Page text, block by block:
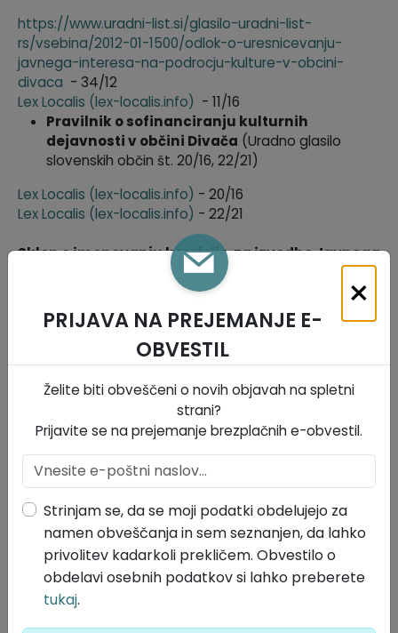
https://www.uradni-list.si/glasilo-uradni-list-
rs/vsebina/2012-01-1500/odlok-o-uresnicevanju-
javnega-interesa-na-podrocju-kulture-v-obcini-
divaca - 34/12
Lex Localis (lex-localis.info) - 11/16
Pravilnik o sofinanciranju kulturnih
dejavnosti v občini Divača (Uradno glasilo
slovenskih občin št. 20/16, 22/21)
Lex Localis (lex-localis.info) - 20/16
Lex Localis (lex-localis.info) - 22/21
Sklep o imenovanju komisije za izvedbo Javnega
razpisa za leto 2025 za sofinanciranje kulturnih
dejavnosti v občini Divača (v prilogah).
Dokumenti, priloge
Sklep o imenovanju komisije
Velikost datoteke: 229 KB
Razpisna dokumentacija
Razpisna dokumentacija
Velikost datoteke: 1 MB
Odobrena sredstva po razpisu kultura leto
2025
Velikost datoteke: 90 KB
×
PRIJAVA NA PREJEMANJE E-
OBVESTIL
Želite biti obveščeni o novih objavah na spletni
strani?
Prijavite se na prejemanje brezplačnih e-obvestil.
Strinjam se, da se moji podatki obdelujejo za
namen obveščanja in sem seznanjen, da lahko
privolitev kadarkoli prekličem. Obvestilo o
obdelavi osebnih podatkov si lahko preberete
tukaj.